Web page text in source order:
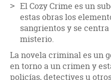
El Cozy Crime es un
estas obras los
sangrientos y se
misterio.
La novela criminal es un
en torno a un crimen y
policías, detectives u